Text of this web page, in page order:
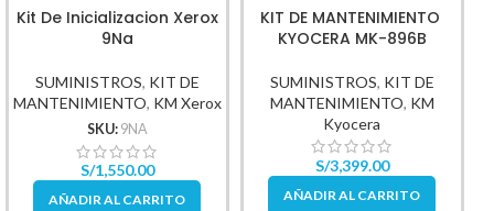
Kit De Inicializacion Xerox
9Na
SUMINISTROS, KIT DE
MANTENIMIENTO, KM Xerox
SKU: 9NA
S/1,550.00
AÑADIR AL CARRITO
KIT DE MANTENIMIENTO
KYOCERA MK-896B
SUMINISTROS, KIT DE
MANTENIMIENTO, KM
Kyocera
S/3,399.00
AÑADIR AL CARRITO